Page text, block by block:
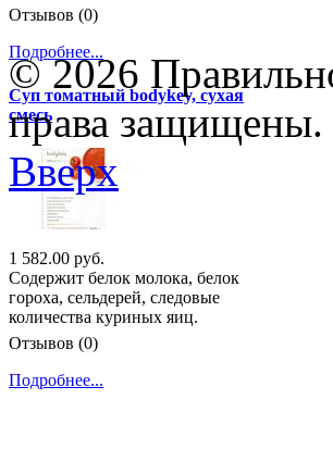
Отзывов (0)
Подробнее...
Суп томатный bodykey, сухая
смесь
1 582.00 руб.
Содержит белок молока, белок
гороха, сельдерей, следовые
количества куриных яиц.
Отзывов (0)
Подробнее...
© 2026
права защищены.
Вверх